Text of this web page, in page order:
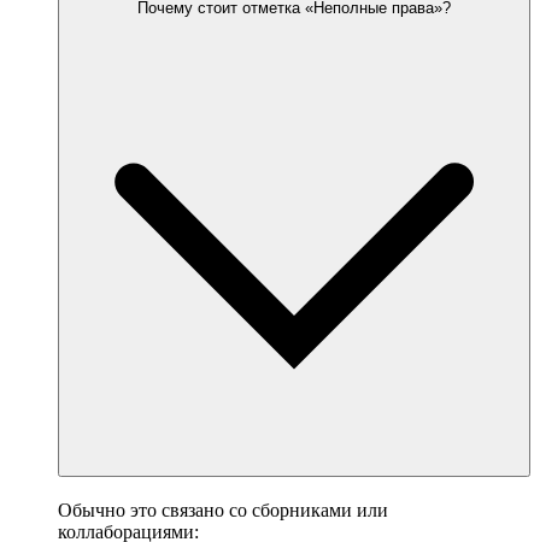
Почему стоит отметка «Неполные права»?
Обычно это связано со сборниками или
коллаборациями: